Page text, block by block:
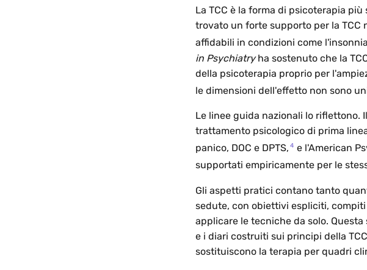
La TCC è la forma di psicoterapia
trovato un forte supporto per la
affidabili in condizioni come
in Psychiatryha sostenuto che la
della psicoterapia proprio per
le dimensioni dell'effetto non sono
Le linee guida nazionali lo riflettono.
trattamento psicologico di prima
panico, DOC e DPTS, 4 e l'American
supportati empiricamente per le
Gli aspetti pratici contano tanto
sedute, con obiettivi espliciti,
applicare le tecniche da solo.
e i diari costruiti sui principi della
sostituiscono la terapia per quadri